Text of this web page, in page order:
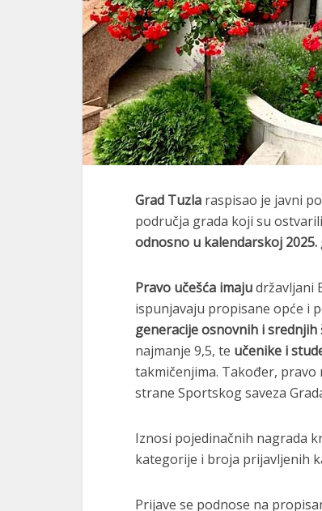
Grad Tuzla raspisao je javni
područja grada koji su
odnosno u kalendarskoj 2025.
Pravo učešća imajudržavljani
ispunjavaju propisane opće i
generacije osnovnih i srednjih
najmanje 9,5, te učenike i
takmičenjima. Također, pravo
strane Sportskog saveza
Iznosi pojedinačnih nagrada
kategorije i broja prijavljenih
Prijave se podnose na